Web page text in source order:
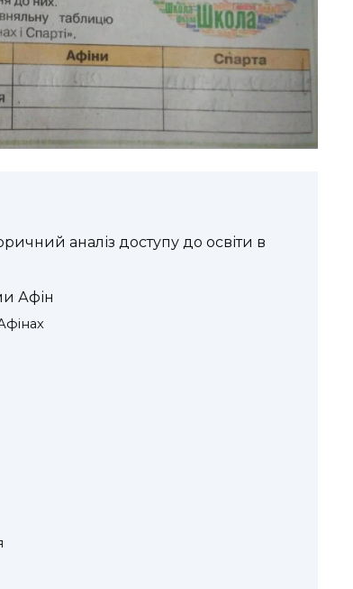
аналіз доступу до освіти в
Афін